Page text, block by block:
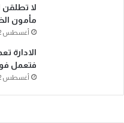
لا تطلقن
مأمون
أغسطس 12, 2023
الادارة
فتعمل
أغسطس 12, 2023